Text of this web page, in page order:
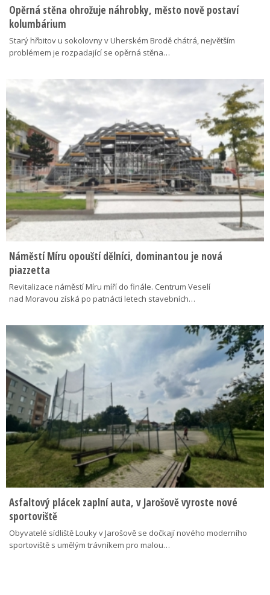
Opěrná stěna ohrožuje náhrobky, město nově postaví
kolumbárium
Starý hřbitov u sokolovny v Uherském Brodě chátrá, největším
problémem je rozpadající se opěrná stěna…
Náměstí Míru opouští dělníci, dominantou je nová
piazzetta
Revitalizace náměstí Míru míří do finále. Centrum Veselí
nad Moravou získá po patnácti letech stavebních…
Asfaltový plácek zaplní auta, v Jarošově vyroste nové
sportoviště
Obyvatelé sídliště Louky v Jarošově se dočkají nového moderního
sportoviště s umělým trávníkem pro malou…